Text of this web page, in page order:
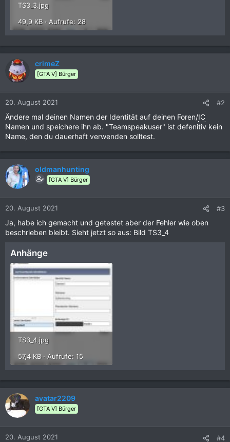
TS3_3.jpg
49,9 KB · Aufrufe: 28
crimeZ
[GTA V] Bürger
20. August 2021 #2
Ändere mal deinen Namen der Identität auf deinen Foren/IC
Namen und speichere ihn ab. "Teamspeakuser" ist defenitiv kein
Name, den du dauerhaft verwenden solltest.
oldmanhunting
[GTA V] Bürger
20. August 2021 #3
Ja, habe ich gemacht und getestet aber der Fehler wie oben
beschrieben bleibt. Sieht jetzt so aus: Bild TS3_4
Anhänge
TS3_4.jpg
57,4 KB · Aufrufe: 15
avatar2209
[GTA V] Bürger
20. August 2021 #4